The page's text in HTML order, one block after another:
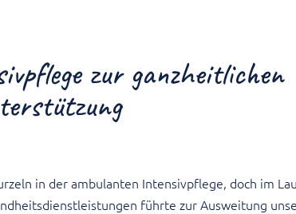
zur ganzheitlichen
in der ambulanten Intensivpflege, doch im
führte zur Ausweitung